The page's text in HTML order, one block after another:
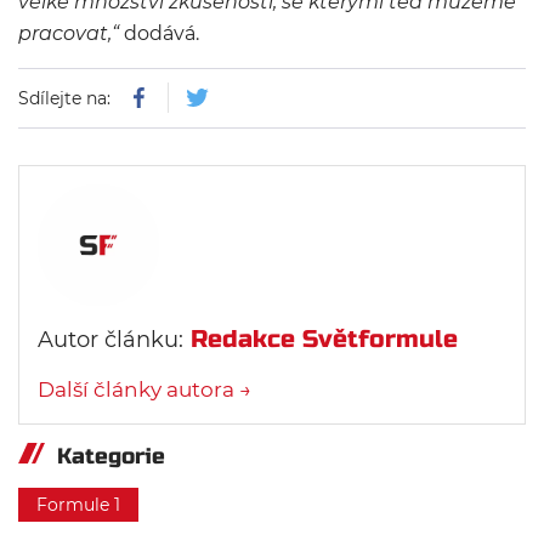
pracovat,“dodává.
Sdílejte na:
Autor článku: Redakce Světformule
Další články autora →
Kategorie
Formule 1